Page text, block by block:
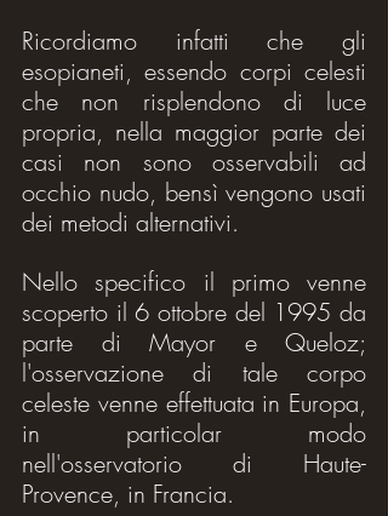
Ricordiamo infatti che gli
esopianeti, essendo corpi celesti
che non risplendono di luce
propria, nella maggior parte dei
casi non sono osservabili ad
occhio nudo, bensì vengono usati
dei metodi alternativi.
Nello specifico il primo venne
scoperto il 6 ottobre del 1995 da
parte di Mayor e Queloz;
l'osservazione di tale corpo
celeste venne effettuata in Europa,
in particolar modo
nell'osservatorio di Haute-
Provence, in Francia.